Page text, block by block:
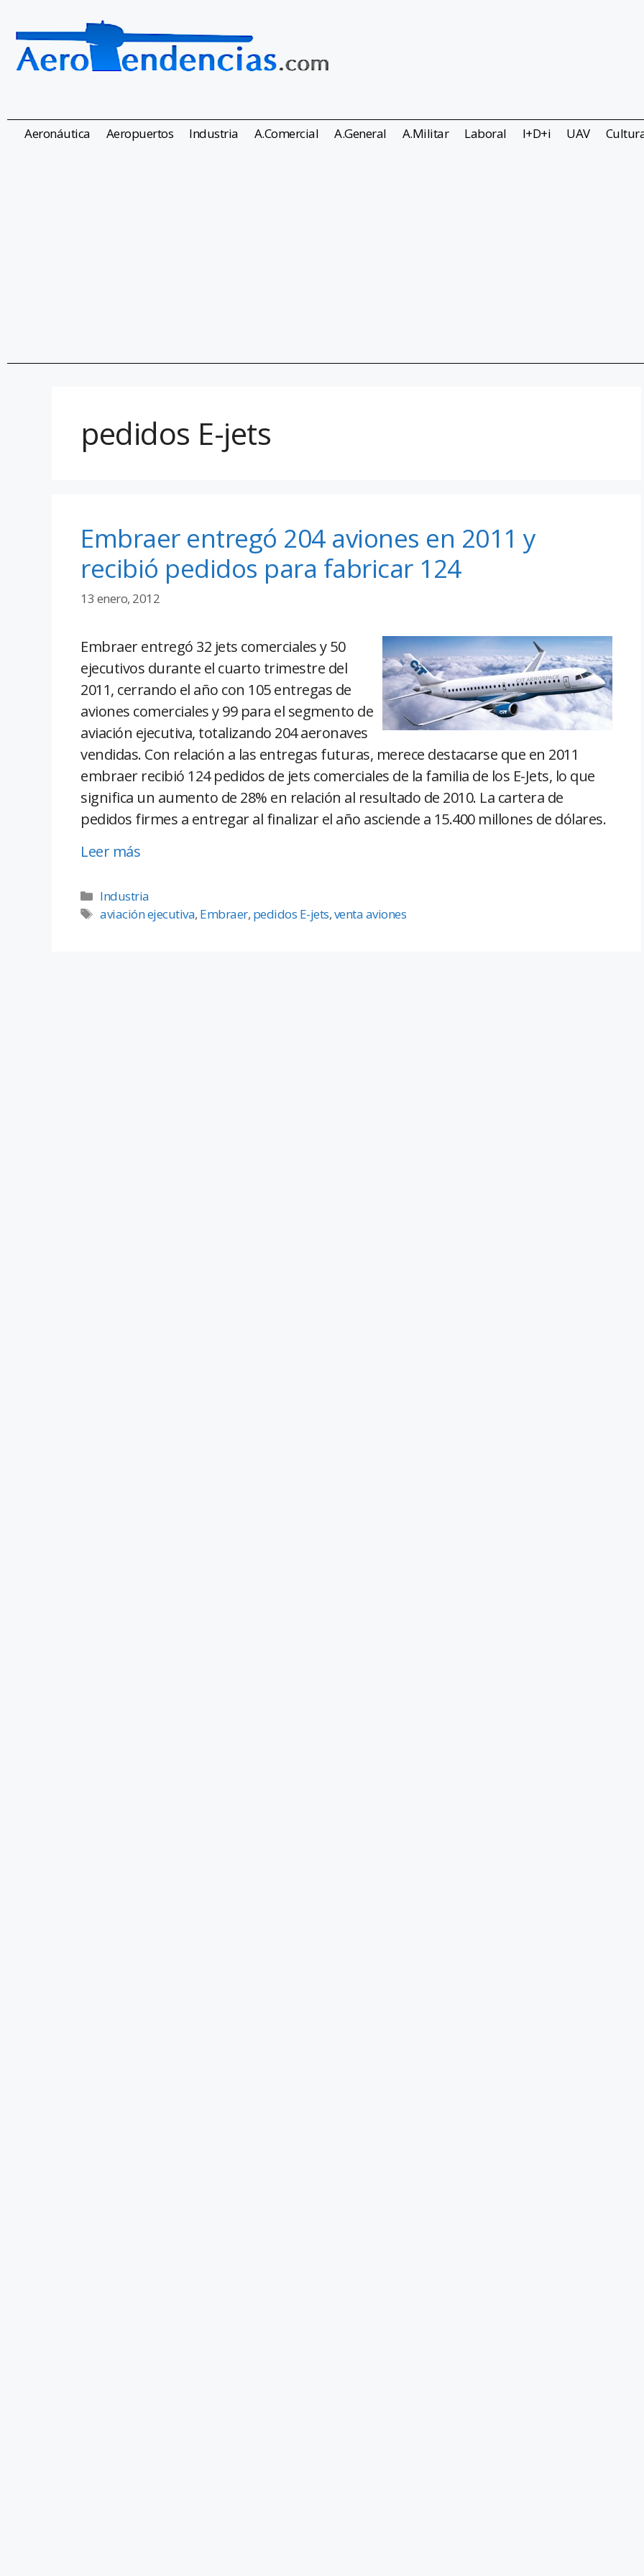
Aeronáutica Aeropuertos Industria A.Comercial A.General A.Militar Laboral I+D+i UAV
pedidos E-jets
Embraer entregó 204 aviones en 2011 y
recibió pedidos para fabricar 124
13 enero, 2012
Embraer entregó 32 jets comerciales y 50
ejecutivos durante el cuarto trimestre del
2011, cerrando el año con 105 entregas de
aviones comerciales y 99 para el segmento de
aviación ejecutiva, totalizando 204 aeronaves
vendidas. Con relación a las entregas futuras, merece destacarse que en 2011
embraer recibió 124 pedidos de jets comerciales de la familia de los E-Jets, lo que
significa un aumento de 28% en relación al resultado de 2010. La cartera de
pedidos firmes a entregar al finalizar el año asciende a 15.400 millones de dólares.
Leer más
Industria
aviación ejecutiva, Embraer, pedidos E-jets,venta aviones